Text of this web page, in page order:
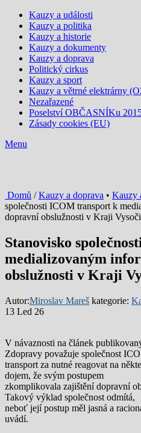
Kauzy a události
Kauzy a politika
Kauzy a historie
Kauzy a dokumenty
Kauzy a doprava
Politický cirkus
Kauzy a sport
Kauzy a větrné elektrárny
Nezařazené
Poselství OBČASNÍKu
Zásady cookies (EU)
Menu
Domů /Kauzy a doprava • Kauzy
společnosti ICOM transport k
dopravní obslužnosti v Kraji
Stanovisko
medializovaným
obslužnosti v Kraji
Autor:Miroslav Mareš kategorie:
13 Led 26
V návaznosti na článek
Zdopravy považuje společnost
transport za nutné reagovat na
dojem, že svým postupem
zkomplikovala zajištění dopravní
Takový výklad společnost odmítá,
neboť její postup měl jasná a
uvádí.